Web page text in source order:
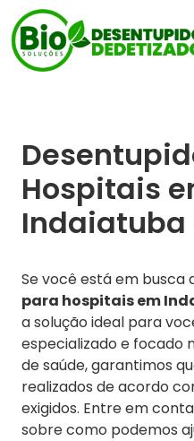
Hospitais
Indaiatuba
Se você está em busca
para hospitais em
a solução ideal para
especializado e focado
de saúde, garantimos
realizados de acordo
exigidos. Entre em
sobre como podemos